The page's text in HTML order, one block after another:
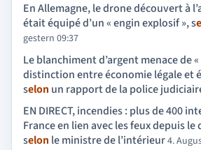
En Allemagne, le drone découvert à
était équipé d’un « engin explosif », s
gestern 09:37
Le blanchiment d’argent menace de
distinction entre économie légale et
selon un rapport de la police
EN DIRECT, incendies : plus de 400
France en lien avec les feux depuis le
selon le ministre de l’intérieur4.